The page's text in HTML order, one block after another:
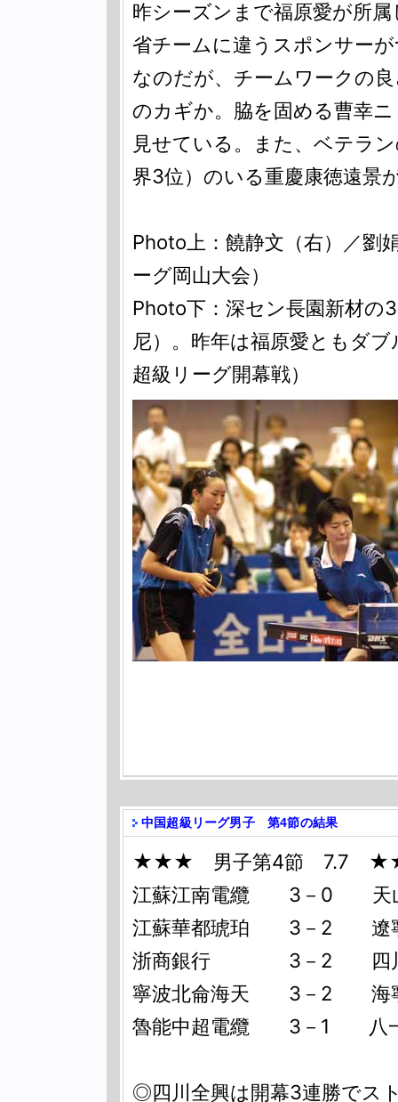
昨シーズンまで福原愛が所
省チームに違うスポンサー
なのだが、チームワークの
のカギか。脇を固める曹幸
見せている。また、ベテラ
界3位）のいる重慶康徳遠景
Photo上：饒静文（右）／劉
ーグ岡山大会）
Photo下：深セン長園新材の
尼）。昨年は福原愛ともダ
超級リーグ開幕戦）
中国超級リーグ男子 第4節の結果
★★★ 男子第4節 7.7
江蘇江南電纜 3－0 天
江蘇華都琥珀 3－2 遼寧
浙商銀行 3－2 四川
寧波北侖海天 3－2 海寧
魯能中超電纜 3－1 八一
◎四川全興は開幕3連勝でス